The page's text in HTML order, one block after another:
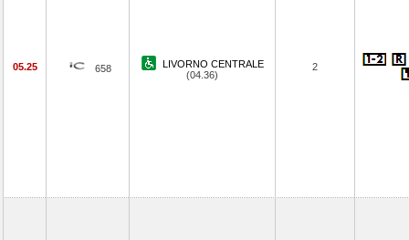
05.25 658
LIVORNO CENTRALE
(04.36)
2